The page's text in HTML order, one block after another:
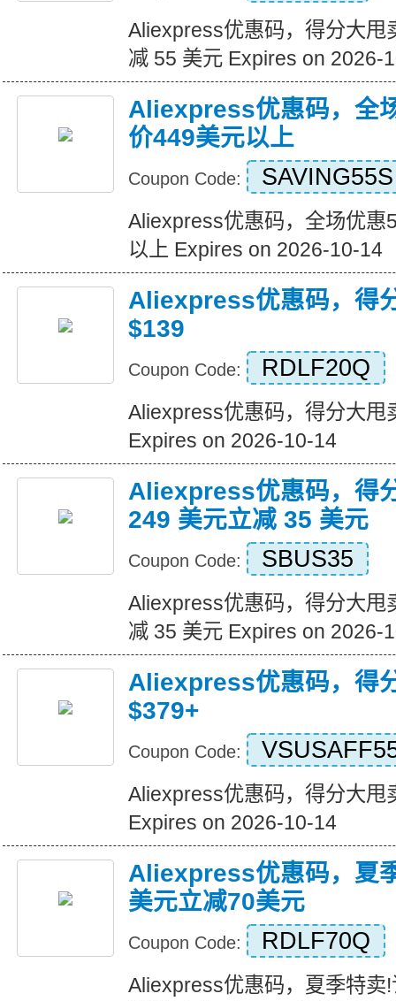
Aliexpress优惠码，得分大甩
减 55 美元 Expires on 2026-
Aliexpress优惠码，全
价449美元以上
Coupon Code: SAVING55S
Aliexpress优惠码，全场优惠
以上 Expires on 2026-10-14
Aliexpress优惠码，得
$139
Coupon Code: RDLF20Q
Aliexpress优惠码，得分大甩
Expires on 2026-10-14
Aliexpress优惠码，得
249 美元立减 35 美元
Coupon Code: SBUS35
Aliexpress优惠码，得分大甩
减 35 美元 Expires on 2026-
Aliexpress优惠码，得
$379+
Coupon Code:
Aliexpress优惠码，得分大甩
Expires on 2026-10-14
Aliexpress优惠码，夏
美元立减70美元
Coupon Code: RDLF70Q
Aliexpress优惠码，夏季特卖